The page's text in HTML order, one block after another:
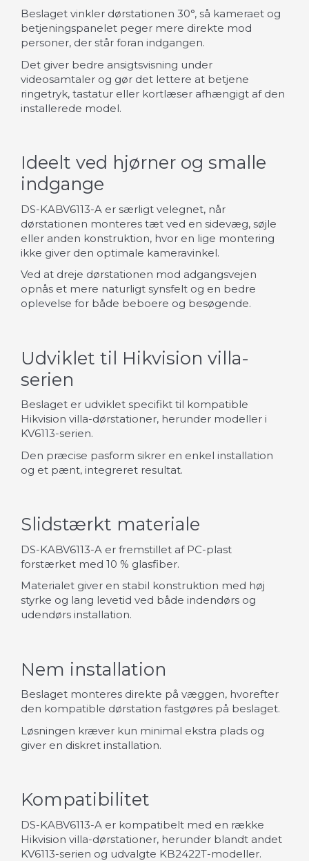
Beslaget vinkler dørstationen 30°, så kameraet og
betjeningspanelet peger mere direkte mod
personer, der står foran indgangen.
Det giver bedre ansigtsvisning under
videosamtaler og gør det lettere at betjene
ringetryk, tastatur eller kortlæser afhængigt af den
installerede model.
Ideelt ved hjørner og smalle
indgange
DS-KABV6113-A er særligt velegnet, når
dørstationen monteres tæt ved en sidevæg, søjle
eller anden konstruktion, hvor en lige montering
ikke giver den optimale kameravinkel.
Ved at dreje dørstationen mod adgangsvejen
opnås et mere naturligt synsfelt og en bedre
oplevelse for både beboere og besøgende.
Udviklet til Hikvision villa-
serien
Beslaget er udviklet specifikt til kompatible
Hikvision villa-dørstationer, herunder modeller i
KV6113-serien.
Den præcise pasform sikrer en enkel installation
og et pænt, integreret resultat.
Slidstærkt materiale
DS-KABV6113-A er fremstillet af PC-plast
forstærket med 10 % glasfiber.
Materialet giver en stabil konstruktion med høj
styrke og lang levetid ved både indendørs og
udendørs installation.
Nem installation
Beslaget monteres direkte på væggen, hvorefter
den kompatible dørstation fastgøres på beslaget.
Løsningen kræver kun minimal ekstra plads og
giver en diskret installation.
Kompatibilitet
DS-KABV6113-A er kompatibelt med en række
Hikvision villa-dørstationer, herunder blandt andet
KV6113-serien og udvalgte KB2422T-modeller.